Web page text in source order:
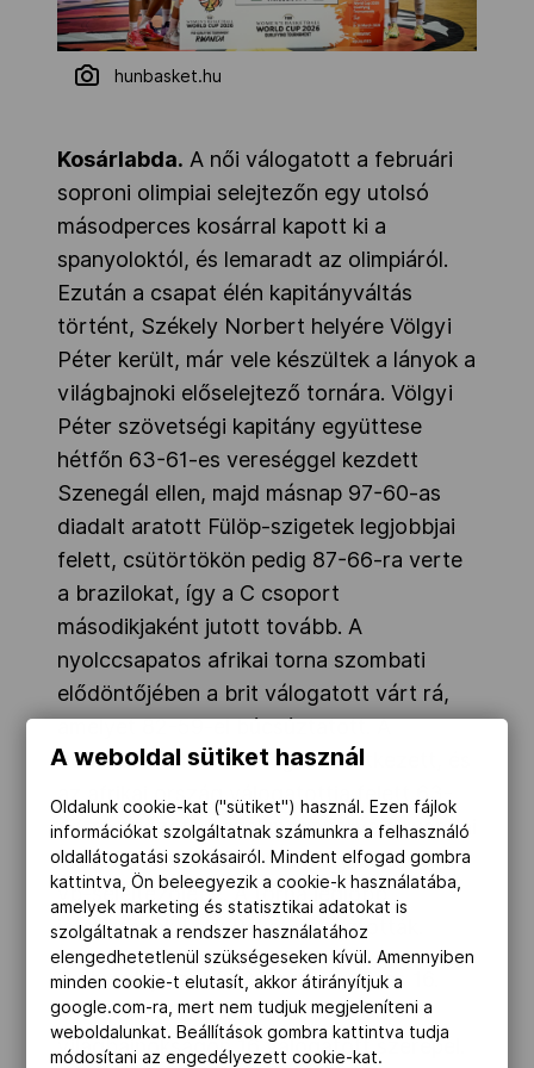
hunbasket.hu
Kosárlabda. A női válogatott a februári
soproni olimpiai selejtezőn egy utolsó
másodperces kosárral kapott ki a
spanyoloktól, és lemaradt az olimpiáról.
Ezután a csapat élén kapitányváltás
történt, Székely Norbert helyére Völgyi
Péter került, már vele készültek a lányok a
világbajnoki előselejtező tornára. Völgyi
Péter szövetségi kapitány együttese
hétfőn 63-61-es vereséggel kezdett
Szenegál ellen, majd másnap 97-60-as
diadalt aratott Fülöp-szigetek legjobbjai
felett, csütörtökön pedig 87-66-ra verte
a brazilokat, így a C csoport
másodikjaként jutott tovább. A
nyolccsapatos afrikai torna szombati
elődöntőjében a brit válogatott várt rá,
amelyet 82-59-el búcsúztatott. A
döntőben ismét Szenegál következett, és
az afrikai ország válogatottja felett 63-
47-re győzött, ezzel megnyerve a ruandai
világbajnoki előselejtezőt, így bejutott a
vb-selejtezőjébe. A torna legjobb
játékosának Lelik Rékát választották.
A vb-selejtezőt 2026. március 8. és 16.
között rendezik, a berlini
világbajnokságon 16 válogatott szerepel.
A weboldal sütiket használ
Oldalunk cookie-kat ("sütiket") használ. Ezen fájlok
információkat szolgáltatnak számunkra a felhasználó
oldallátogatási szokásairól. Mindent elfogad gombra
kattintva, Ön beleegyezik a cookie-k használatába,
amelyek marketing és statisztikai adatokat is
szolgáltatnak a rendszer használatához
elengedhetetlenül szükségeseken kívül. Amennyiben
minden cookie-t elutasít, akkor átirányítjuk a
google.com-ra, mert nem tudjuk megjeleníteni a
weboldalunkat. Beállítások gombra kattintva tudja
módosítani az engedélyezett cookie-kat.